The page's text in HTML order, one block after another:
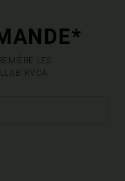
LES
RVCA.